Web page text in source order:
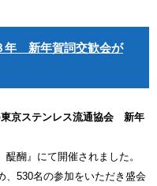
年 新年賀詞交歓会が
東京ステンレス流通協会 新年
醐』にて開催されました。
、530名の参加をいただき盛会